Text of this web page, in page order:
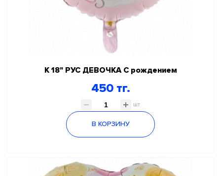
К 18" РУС ДЕВОЧКА С рождением
450 тг.
шт
В КОРЗИНУ